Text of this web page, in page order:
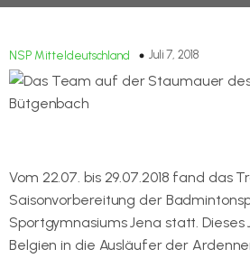
NSP Mitteldeutschland Juli 7, 2018
Vom 22.07. bis 29.07.2018 fand das
Saisonvorbereitung der
Sportgymnasiums Jena statt. Dieses
Belgien in die Ausläufer der